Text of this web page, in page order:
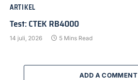
ARTIKEL
Test: CTEK RB4000
14 juli, 2026 5 Mins Read
ADD A COMMENT